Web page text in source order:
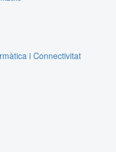
i Connectivitat